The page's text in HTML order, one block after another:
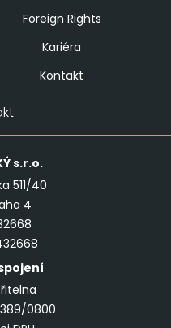
Foreign Rights
Kariéra
Kontakt
s.r.o.
511/40
4
0800